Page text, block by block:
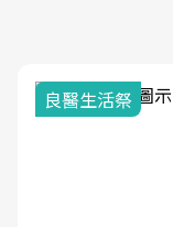
良醫生活祭